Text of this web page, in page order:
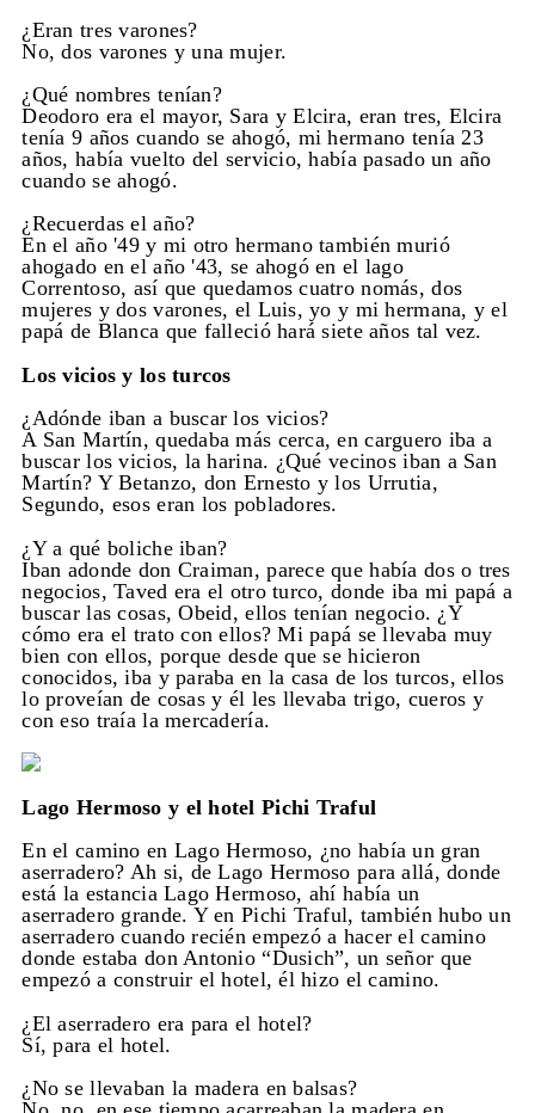
¿Eran tres varones?
No, dos varones y una mujer.
¿Qué nombres tenían?
Deodoro era el mayor, Sara y Elcira, eran tres, Elcira
tenía 9 años cuando se ahogó, mi hermano tenía 23
años, había vuelto del servicio, había pasado un año
cuando se ahogó.
¿Recuerdas el año?
En el año '49 y mi otro hermano también murió
ahogado en el año '43, se ahogó en el lago
Correntoso, así que quedamos cuatro nomás, dos
mujeres y dos varones, el Luis, yo y mi hermana, y el
papá de Blanca que falleció hará siete años tal vez.
Los vicios y los turcos
¿Adónde iban a buscar los vicios?
A San Martín, quedaba más cerca, en carguero iba a
buscar los vicios, la harina. ¿Qué vecinos iban a San
Martín? Y Betanzo, don Ernesto y los Urrutia,
Segundo, esos eran los pobladores.
¿Y a qué boliche iban?
Iban adonde don Craiman, parece que había dos o tres
negocios, Taved era el otro turco, donde iba mi papá a
buscar las cosas, Obeid, ellos tenían negocio. ¿Y
cómo era el trato con ellos? Mi papá se llevaba muy
bien con ellos, porque desde que se hicieron
conocidos, iba y paraba en la casa de los turcos, ellos
lo proveían de cosas y él les llevaba trigo, cueros y
con eso traía la mercadería.
Lago Hermoso y el hotel Pichi Traful
En el camino en Lago Hermoso, ¿no había un gran
aserradero? Ah si, de Lago Hermoso para allá, donde
está la estancia Lago Hermoso, ahí había un
aserradero grande. Y en Pichi Traful, también hubo un
aserradero cuando recién empezó a hacer el camino
donde estaba don Antonio “Dusich”, un señor que
empezó a construir el hotel, él hizo el camino.
¿El aserradero era para el hotel?
Sí, para el hotel.
¿No se llevaban la madera en balsas?